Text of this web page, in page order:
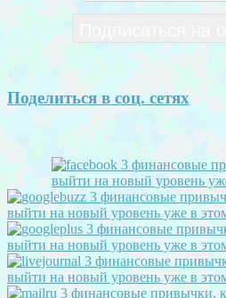
Поделиться в соц. сетях